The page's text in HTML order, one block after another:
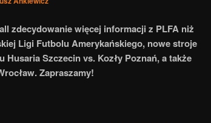
zdecydowanie więcej informacji z PLFA niż
Ligi Futbolu Amerykańskiego, nowe stroje
Husaria Szczecin vs. Kozły Poznań, a także
Zapraszamy!